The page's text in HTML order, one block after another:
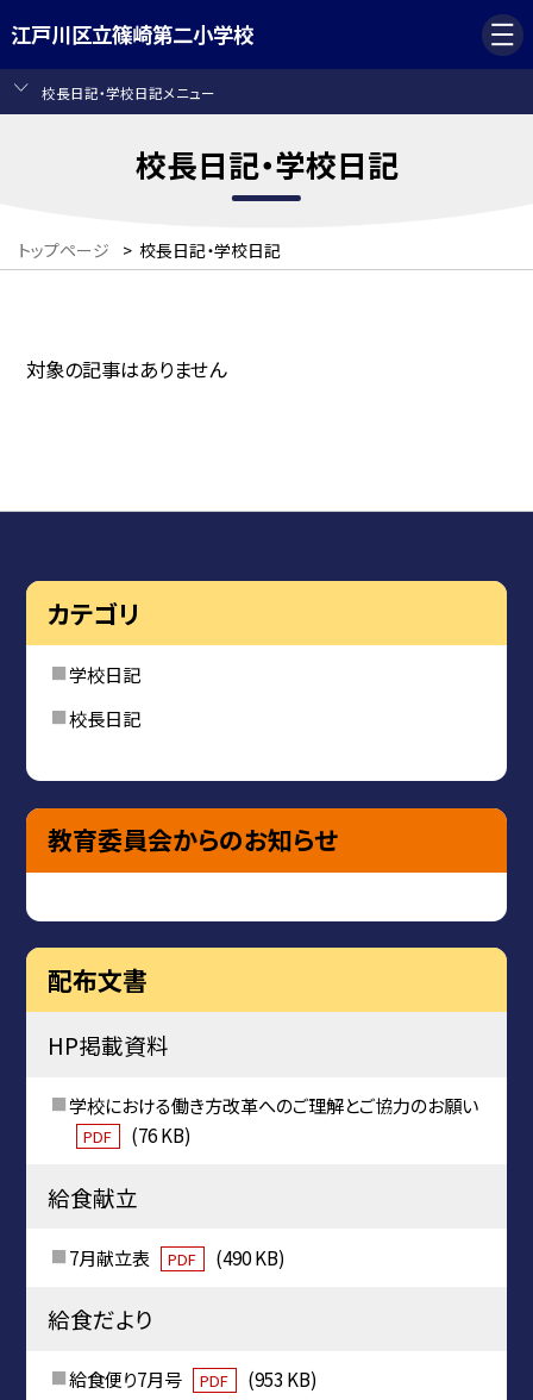
江戸川区立篠崎第二小学校
校長日記・学校日記メニュー
校長日記・学校日記
トップページ > 校長日記・学校日記
対象の記事はありません
カテゴリ
学校日記
校長日記
教育委員会からのお知らせ
配布文書
HP掲載資料
学校における働き方改革へのご理解とご協力のお願い
PDF (76 KB)
給食献立
7月献立表 PDF (490 KB)
給食だより
給食便り7月号 PDF
(953 KB)